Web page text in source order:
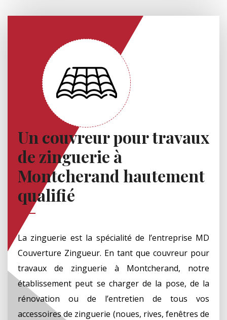
Un couvreur pour travaux
de zinguerie à
Montcherand hautement
qualifié
La zinguerie est la spécialité de l’entreprise MD
Couverture Zingueur. En tant que couvreur pour
travaux de zinguerie à Montcherand, notre
établissement peut se charger de la pose, de la
rénovation ou de l’entretien de tous vos
accessoires de zinguerie (noues, rives, fenêtres de